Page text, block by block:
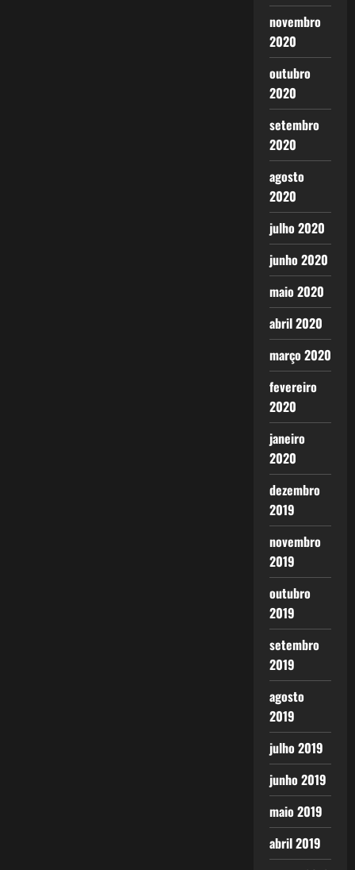
novembro
2020
outubro
2020
setembro
2020
agosto
2020
julho 2020
junho 2020
maio 2020
abril 2020
março 2020
fevereiro
2020
janeiro
2020
dezembro
2019
novembro
2019
outubro
2019
setembro
2019
agosto
2019
julho 2019
junho 2019
maio 2019
abril 2019